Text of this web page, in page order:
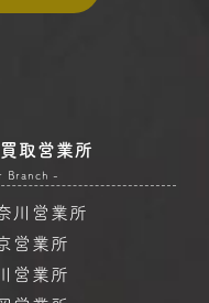
取営業所
Branch -
川営業所
営業所
営業所